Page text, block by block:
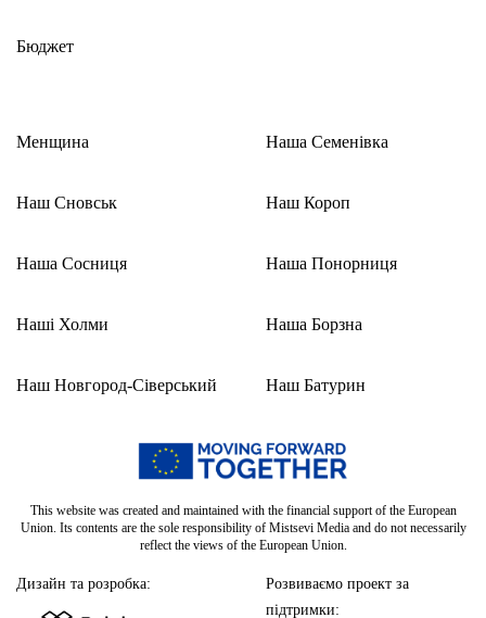
Бюджет
Менщина
Наш Сновськ
Наша Сосниця
Наші Холми
Наш Новгород-Сіверський
Наша Семенівка
Наш Короп
Наша Понорниця
Наша Борзна
Наш Батурин
This website was created and maintained with the financial support of the European
Union. Its contents are the sole responsibility of Mistsevi Media and do not necessarily
reflect the views of the European Union.
Дизайн та розробка:
Розвиваємо проект за
підтримки: